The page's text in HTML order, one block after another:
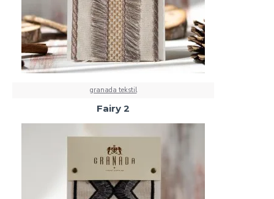
granada tekstil
Fairy 2